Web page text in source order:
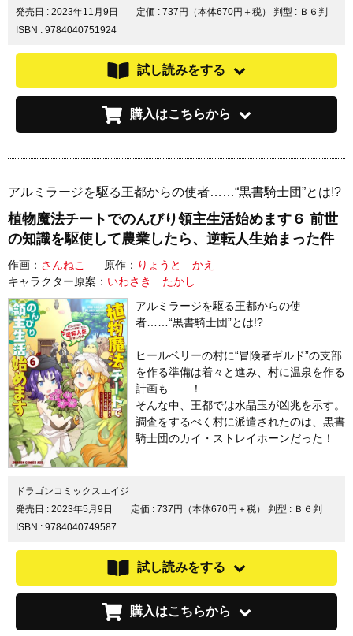
発売日 : 2023年11月9日 定価 : 737円（本体670円＋税） 判型 : Ｂ６判
ISBN : 9784040751924
試し読みをする
購入はこちらから
アルミラージを駆る王都からの使者……“黒書騎士団”とは!?
植物魔法チートでのんびり領主生活始めます６ 前世
の知識を駆使して農業したら、逆転人生始まった件
作画： さんねこ 原作： りょうと かえ
キャラクター原案： いわさき たかし
アルミラージを駆る王都からの使
者……“黒書騎士団”とは!?
ヒールベリーの村に“冒険者ギルド”の支部
を作る準備は着々と進み、村に温泉を作る
計画も……！
そんな中、王都では水晶玉が凶兆を示す。
調査をするべく村に派遣されたのは、黒書
騎士団のカイ・ストレイホーンだった！
ドラゴンコミックスエイジ
発売日 : 2023年5月9日 定価 : 737円（本体670円＋税） 判型 : Ｂ６判
ISBN : 9784040749587
試し読みをする
購入はこちらから